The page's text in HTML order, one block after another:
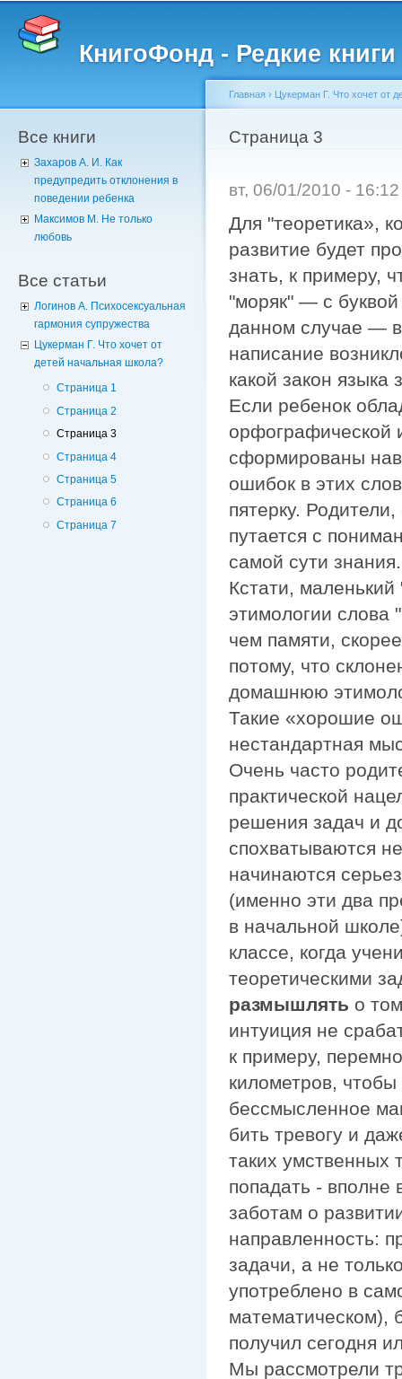
КнигоФонд - Редкие
Все книги
Захаров А. И. Как
предупредить отклонения в
поведении ребенка
Максимов М. Не только
любовь
Все статьи
Логинов А. Психосексуальная
гармония супружества
Цукерман Г. Что хочет от
детей начальная школа?
Страница 1
Страница 2
Страница 3
Страница 4
Страница 5
Страница 6
Страница 7
Вы здесь
Главная › Цукерман Г. Что хочет от
Страница 3
вт, 06/01/2010 -
Для "теоретика»,
развитие будет
знать, к примеру,
"моряк" — с буквой
данном случае — в
написание
какой закон языка
Если ребенок
орфографической
сформированы
ошибок в этих
пятерку.
путается с
самой сути знания.
Кстати,
этимологии слова
чем памяти,
потому, что
домашнюю
Такие «хорошие
нестандартная
Очень часто
практической
решения задач и
спохватываются
начинаются
(именно эти два
в начальной
классе, когда
теоретическими
размышлять о
интуиция не
к примеру,
километров, чтобы
бессмысленное
бить тревогу и
таких умственных
попадать - вполне
заботам о
направленность:
задачи, а не
употреблено в
математическом),
получил сегодня
Мы рассмотрели